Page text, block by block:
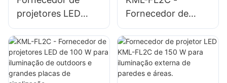
projetores LED
KML-FL05 de 200
W para iluminação
de emergência e
locais de desastres.
Fornecedor de
projetores LED de
50W para
iluminação de
outdoors e grandes